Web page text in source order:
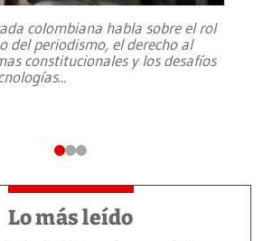
colombiana habla sobre el rol
del periodismo, el derecho al
constitucionales y los desafíos
...
Lo más leído